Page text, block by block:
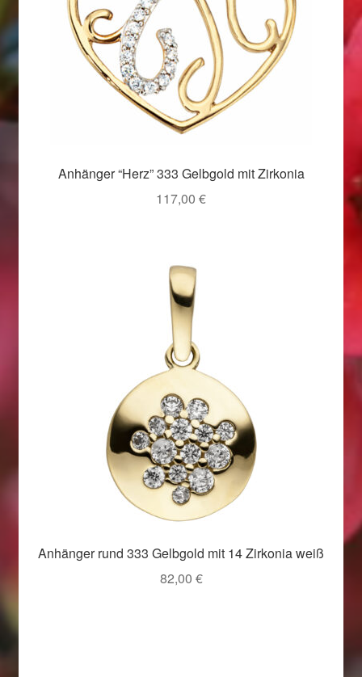
Valentinstag 2016
Valentinstag Geschenke
Warenkorb
Weihnachtsangebote 2017
Weihnachtsangebote 2018
Weihnachtsangebote 2019
Weihnachtsangebote 2020
Weihnachtsangebote 2021
Woocommerce Predictive Search
Anhänger “Herz” 333 Gelbgold mit Zirkonia
117,00 €
Anhänger rund 333 Gelbgold mit 14 Zirkonia weiß
82,00 €